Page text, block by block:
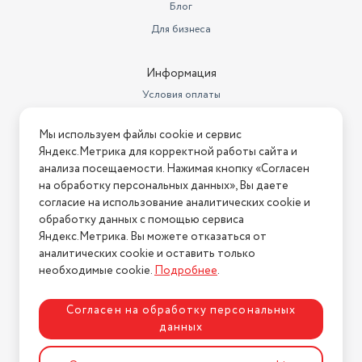
отверстий 5 мм, 7 мм
да
Стандарты HDTV
3 г., производитель оставляет
за собой право вносить
изменения в товар без
предупреждения покупателя.
Можно мыть в посудомоечной
машине
да
Дополнительные функции
толкатель
Гарантия
12 мес., гарантия от
производителя
Блог
Для бизнеса
Информация
Условия оплаты
Условия возврата
Нашли ошибку на сайте? Напишите нам
2026 © Интернет-магазин "АстМаркет". У нас есть всё!
Политика конфиденциальности
Разработка сайтаASTDESIGN
Мы используем файлы cookie и сервис
Яндекс.Метрика для корректной работы сайта и
анализа посещаемости. Нажимая кнопку «Согласен
на обработку персональных данных», Вы даете
согласие на использование аналитических cookie и
обработку данных с помощью сервиса
Яндекс.Метрика. Вы можете отказаться от
аналитических cookie и оставить только
необходимые cookie.Подробнее.
Согласен на обработку персональных
данных